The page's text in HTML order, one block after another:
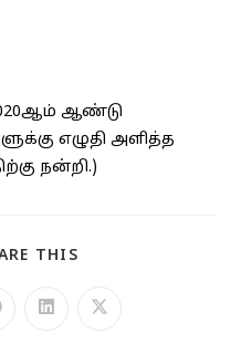
ஆண்டு
எழுதி அளித்த
நன்றி.)
THIS
Opens
Opens